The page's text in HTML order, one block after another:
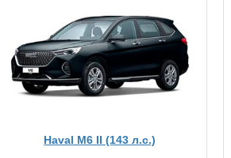
Haval M6 II (143 л.с.)